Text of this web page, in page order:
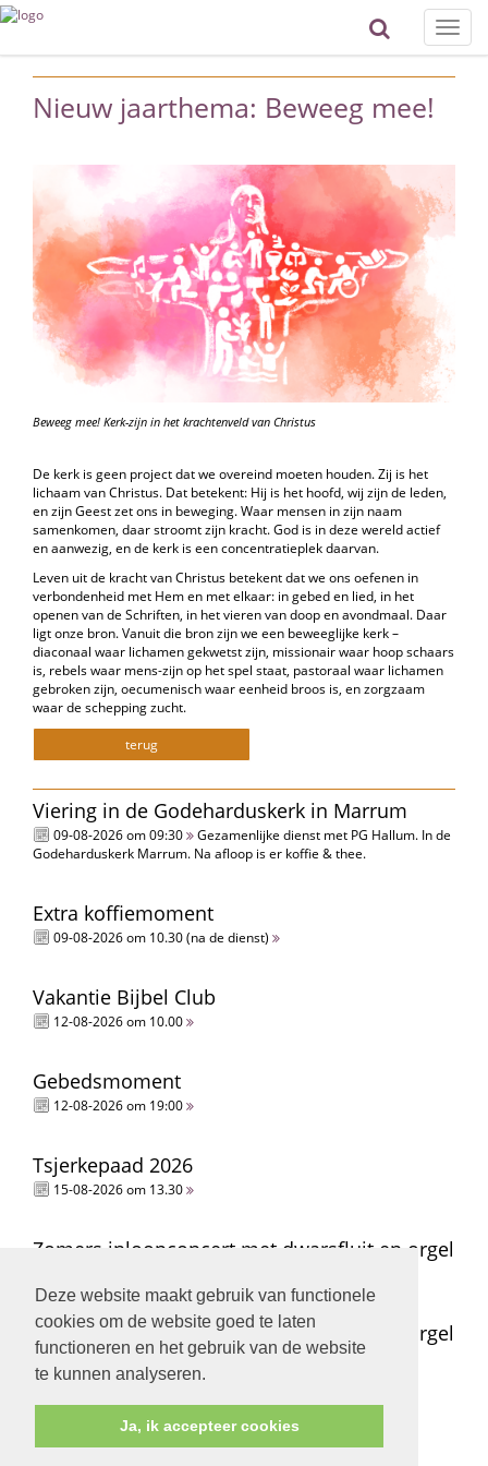
Deze website maakt gebruik van functionele
cookies om de website goed te laten
functioneren en het gebruik van de website
te kunnen analyseren.
Ja, ik accepteer cookies
Toggle
Nieuw jaarthema: Beweeg mee!
Beweeg mee! Kerk-zijn in het krachtenveld van Christus
De kerk is geen project dat we overeind moeten houden. Zij is het
lichaam van Christus. Dat betekent: Hij is het hoofd, wij zijn de leden,
en zijn Geest zet ons in beweging. Waar mensen in zijn naam
samenkomen, daar stroomt zijn kracht. God is in deze wereld actief
en aanwezig, en de kerk is een concentratieplek daarvan.
Leven uit de kracht van Christus betekent dat we ons oefenen in
verbondenheid met Hem en met elkaar: in gebed en lied, in het
openen van de Schriften, in het vieren van doop en avondmaal. Daar
ligt onze bron. Vanuit die bron zijn we een beweeglijke kerk –
diaconaal waar lichamen gekwetst zijn, missionair waar hoop schaars
is, rebels waar mens-zijn op het spel staat, pastoraal waar lichamen
gebroken zijn, oecumenisch waar eenheid broos is, en zorgzaam
waar de schepping zucht.
terug
Viering in de Godeharduskerk in Marrum
09-08-2026 om 09:30
Gezamenlijke dienst met PG Hallum. In de
Godeharduskerk Marrum. Na afloop is er koffie & thee.
Extra koffiemoment
09-08-2026 om 10.30 (na de dienst)
Vakantie Bijbel Club
12-08-2026 om 10.00
Gebedsmoment
12-08-2026 om 19:00
Tsjerkepaad 2026
15-08-2026 om 13.30
Zomers inloopconcert met dwarsfluit en orgel
Zomers inloopconcert met dwarsfluit en orgel
15-08-2026 om 15.00